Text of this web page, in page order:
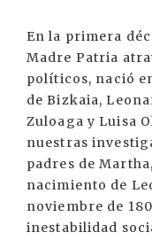
En la primera
Madre Patria
políticos, nació
de Bizkaia,
Zuloaga y Luisa
nuestras
padres de
nacimiento de
noviembre de
inestabilidad